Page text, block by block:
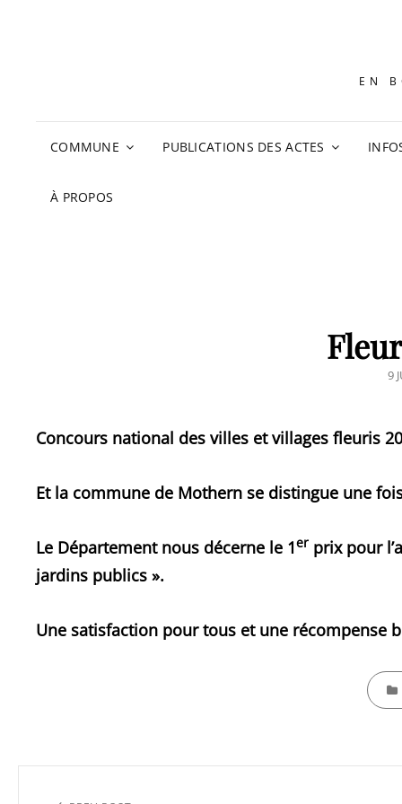
EN
COMMUNE PUBLICATIONS DES ACTES
À PROPOS
9
Concours national des villes et villages fleuris
Et la commune de Mothern se distingue une
Le Département nous décerne le 1er prix pour
jardins publics ».
Une satisfaction pour tous et une récompense